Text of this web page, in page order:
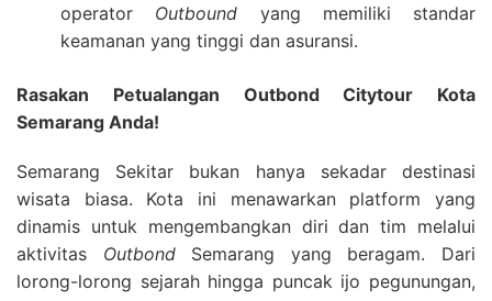
operator Outbound yang memiliki standar
keamanan yang tinggi dan asuransi.
Rasakan Petualangan Outbond Citytour Kota
Semarang Anda!
Semarang Sekitar bukan hanya sekadar destinasi
wisata biasa. Kota ini menawarkan platform yang
dinamis untuk mengembangkan diri dan tim melalui
aktivitas OutbondSemarang yang beragam. Dari
lorong-lorong sejarah hingga puncak ijo pegunungan,